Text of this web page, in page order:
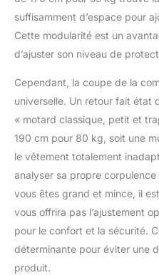
suffisamment d’espace pour
Cette modularité est un
d’ajuster son niveau de
Cependant, la coupe de la
universelle. Un retour fait état
« motard classique, petit et
190 cm pour 80 kg, soit une
le vêtement totalement
analyser sa propre
vous êtes grand et mince, il
vous offrira pas l’ajustement
pour le confort et la sécurité.
déterminante pour éviter une
produit.